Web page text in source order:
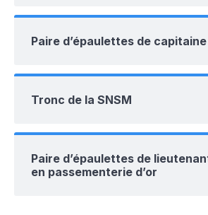
Paire d’épaulettes de
Tronc de la SNSM
Paire d’épaulettes de
en passementerie d’or